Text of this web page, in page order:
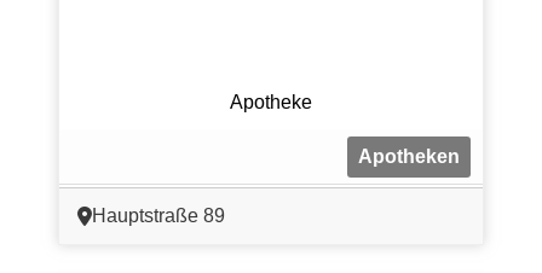
Apotheke
Apotheken
Hauptstraße 89